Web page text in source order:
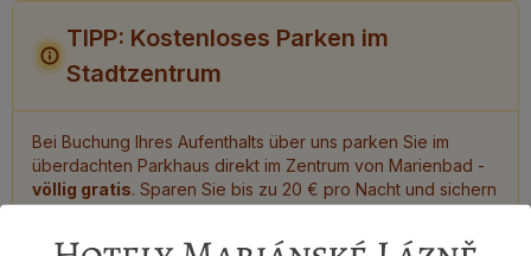
TIPP: Kostenloses Parken im
Stadtzentrum
Bei Buchung Ihres Aufenthalts über uns parken Sie im
überdachten Parkhaus direkt im Zentrum von Marienbad -
völlig gratis. Sparen Sie bis zu 20 € pro Nacht und sichern